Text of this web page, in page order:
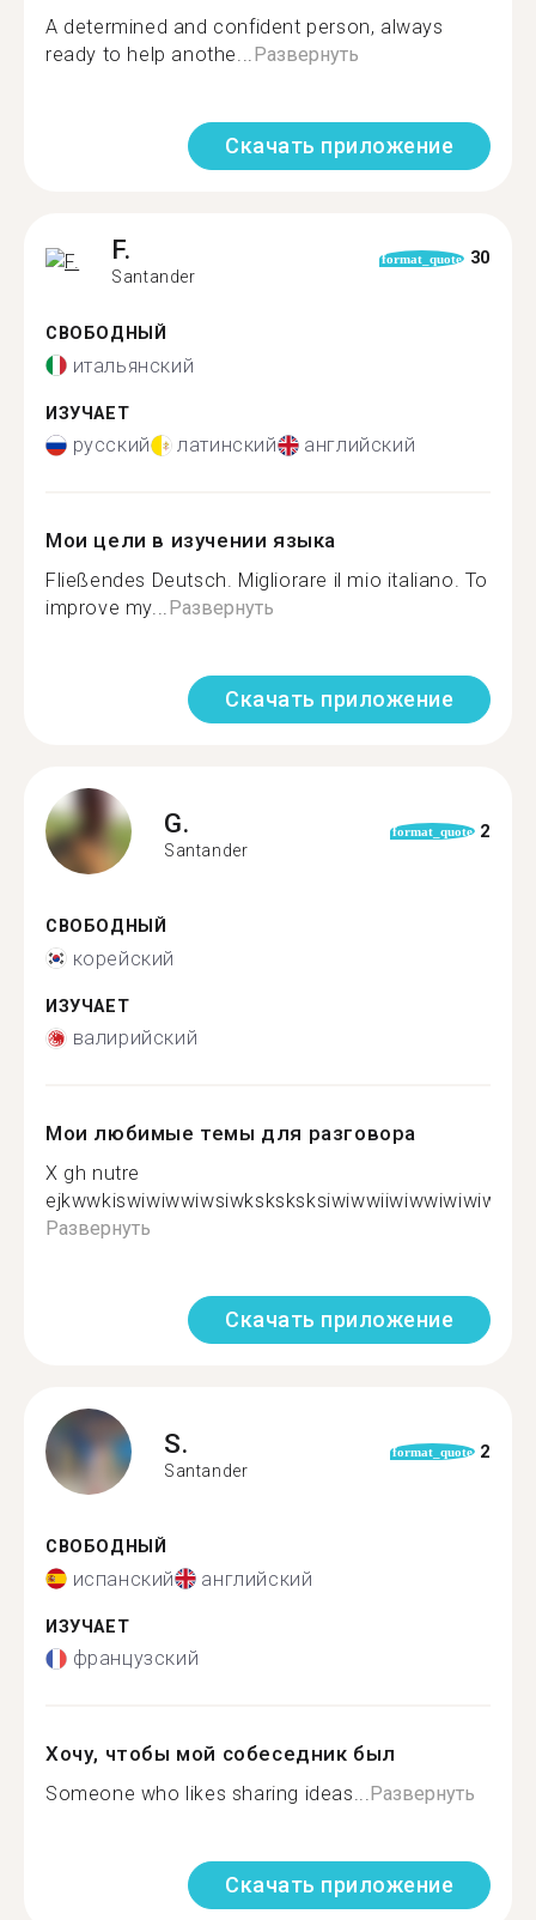
A determined and confident person, always
ready to help anothe...Развернуть
Скачать приложение
F.
Santander
format_quote 30
СВОБОДНЫЙ
итальянский
ИЗУЧАЕТ
русский латинский английский
Мои цели в изучении языка
Fließendes Deutsch. Migliorare il mio italiano. To
improve my...Развернуть
Скачать приложение
G.
Santander
format_quote 2
СВОБОДНЫЙ
корейский
ИЗУЧАЕТ
валирийский
Мои любимые темы для разговора
X gh nutre
Развернуть
Скачать приложение
S.
Santander
format_quote 2
СВОБОДНЫЙ
испанский английский
ИЗУЧАЕТ
французский
Хочу, чтобы мой собеседник был
Someone who likes sharing ideas...Развернуть
Скачать приложение